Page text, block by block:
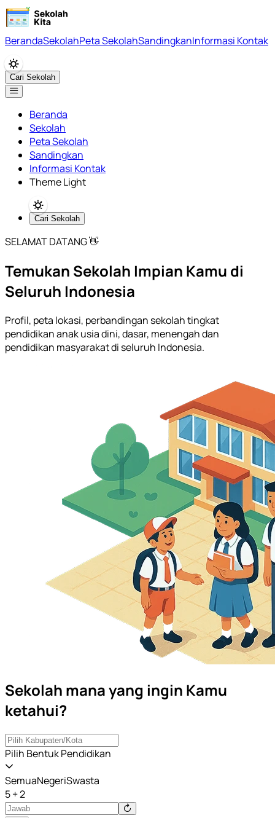
BerandaSekolahPeta SekolahSandingkanInformasi Kontak
Cari Sekolah
Beranda
Sekolah
Peta Sekolah
Sandingkan
Informasi Kontak
Theme Light
Cari Sekolah
SELAMAT DATANG 👋
Temukan Sekolah Impian Kamu di
Seluruh Indonesia
Profil, peta lokasi, perbandingan sekolah tingkat
pendidikan anak usia dini, dasar, menengah dan
pendidikan masyarakat di seluruh Indonesia.
Sekolah mana yang ingin Kamu
ketahui?
Pilih Bentuk Pendidikan
SemuaNegeriSwasta
5 + 2